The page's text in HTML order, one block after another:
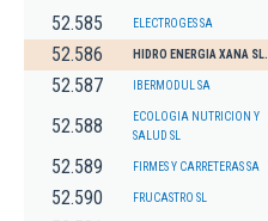
52.585 ELECTROGES SA
52.586 HIDRO ENERGIA XANA SL.
52.587 IBERMODUL SA
52.588
ECOLOGIA NUTRICION Y
SALUD SL
52.589 FIRMES Y CARRETERAS SA
52.590 FRUCASTRO SL